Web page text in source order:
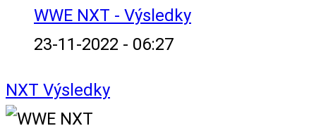
WWE NXT - Výsledky
23-11-2022 - 06:27
NXT Výsledky